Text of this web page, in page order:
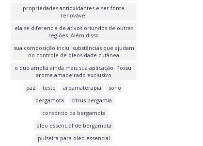
propriedades antioxidantes e ser fonte
renovável
ela se diferencia de ativos oriundos de outras
regiões. Além disso
sua composição inclui substâncias que ajudam
no controle de oleosidade cutânea
o que amplia ainda mais sua aplicação. Possui
aroma amadeirado exclusivo
paz
teste aroamaterapia
sono
bergamota
citrus bergamia
consórcio da bergamota
óleo essencial de bergamota
pulseira para oleo essencial